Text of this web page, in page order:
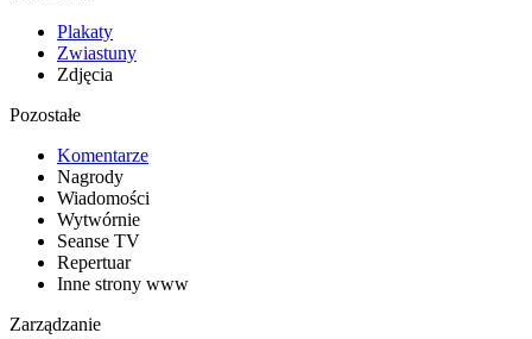
Plakaty
Zwiastuny
Zdjęcia
Pozostałe
Komentarze
Nagrody
Wiadomości
Wytwórnie
Seanse TV
Repertuar
Inne strony www
Zarządzanie